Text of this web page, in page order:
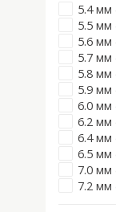
5.4 мм
5.5 мм
5.6 мм
5.7 мм
5.8 мм
5.9 мм
6.0 мм
6.2 мм
6.4 мм
6.5 мм
7.0 мм
7.2 мм